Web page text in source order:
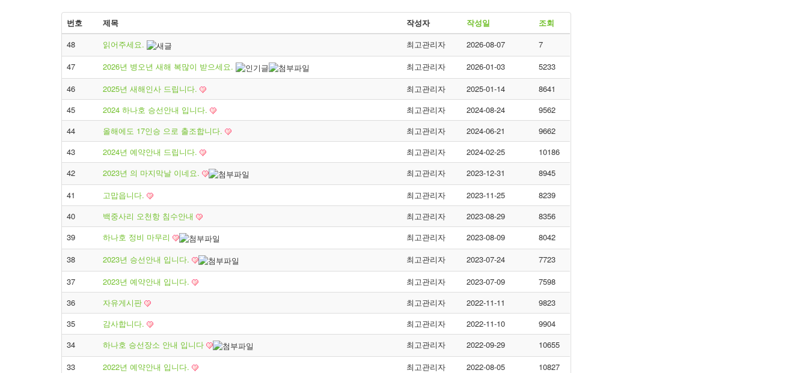
번호 제목 작성자 작성일
조회
48
읽어주세요. 최고관리자 2026-08-07
7
47
2026년 병오년 새해 복많이 받으세요. 최고관리자 2026-01-03
5233
46
2025년 새해인사 드립니다. 최고관리자 2025-01-14
8641
45
2024 하나호 승선안내 입니다. 최고관리자 2024-08-24
9562
44
올해에도 17인승 으로 출조합니다. 최고관리자 2024-06-21
9662
43
2024년 예약안내 드립니다. 최고관리자 2024-02-25
10186
42
2023년 의 마지막날 이네요. 최고관리자 2023-12-31
8945
41
고맙읍니다. 최고관리자 2023-11-25
8239
40
백중사리 오천항 침수안내 최고관리자 2023-08-29
8356
39
하나호 정비 마무리 최고관리자 2023-08-09
8042
38
2023년 승선안내 입니다. 최고관리자 2023-07-24
7723
37
2023년 예약안내 입니다. 최고관리자 2023-07-09
7598
36
자유게시판 최고관리자 2022-11-11
9823
35
감사합니다. 최고관리자 2022-11-10
9904
34
하나호 승선장소 안내 입니다 최고관리자 2022-09-29
10655
33
2022년 예약안내 입니다. 최고관리자 2022-08-05
10827